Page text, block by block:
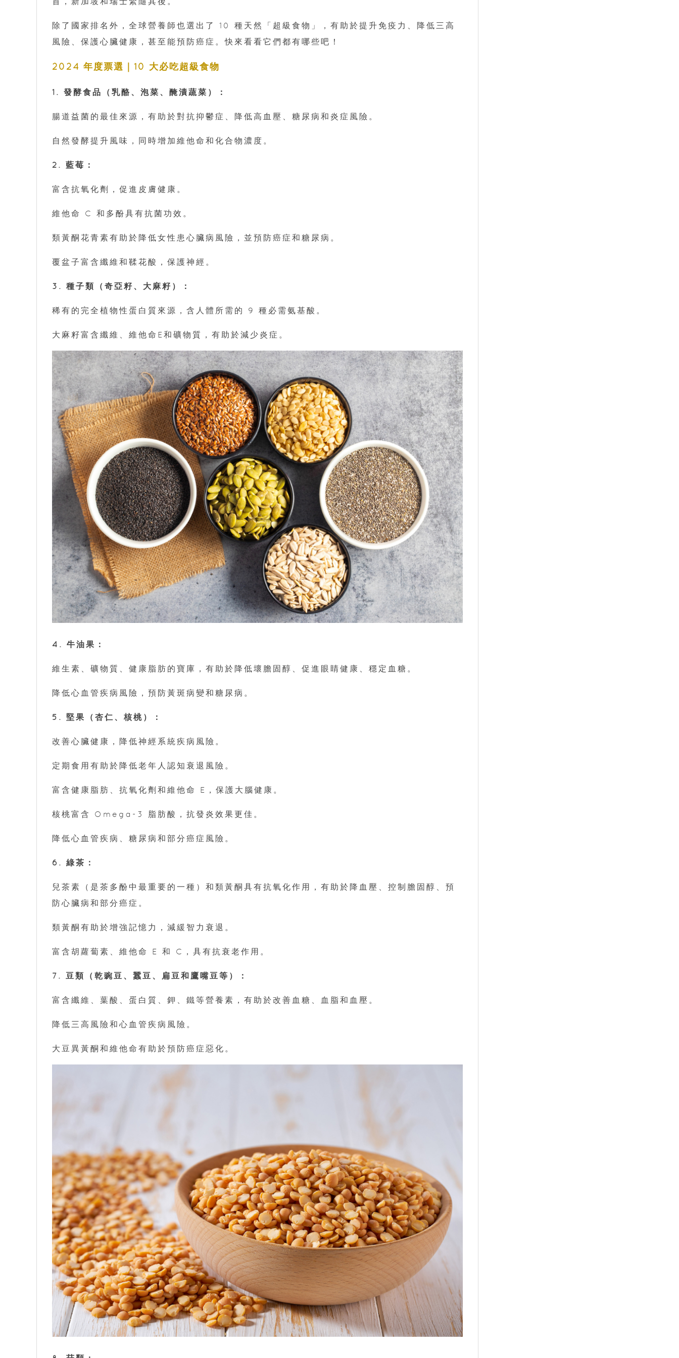
除了國家排名外，全球營養師也選出了 10 種天然「超級食物」，有助於提升免疫力、降低三高
風險、保護心臟健康，甚至能預防癌症。快來看看它們都有哪些吧！
2024 年度票選｜10 大必吃超級食物
1. 發酵食品（乳酪、泡菜、醃漬蔬菜）：
腸道益菌的最佳來源，有助於對抗抑鬱症、降低高血壓、糖尿病和炎症風險。
自然發酵提升風味，同時增加維他命和化合物濃度。
2. 藍莓：
富含抗氧化劑，促進皮膚健康。
維他命 C 和多酚具有抗菌功效。
類黃酮花青素有助於降低女性患心臟病風險，並預防癌症和糖尿病。
覆盆子富含纖維和鞣花酸，保護神經。
3. 種子類（奇亞籽、大麻籽）：
稀有的完全植物性蛋白質來源，含人體所需的 9 種必需氨基酸。
大麻籽富含纖維、維他命E和礦物質，有助於減少炎症。
4. 牛油果：
維生素、礦物質、健康脂肪的寶庫，有助於降低壞膽固醇、促進眼睛健康、穩定血糖。
降低心血管疾病風險，預防黃斑病變和糖尿病。
5. 堅果（杏仁、核桃）：
改善心臟健康，降低神經系統疾病風險。
定期食用有助於降低老年人認知衰退風險。
富含健康脂肪、抗氧化劑和維他命 E，保護大腦健康。
核桃富含 Omega-3 脂肪酸，抗發炎效果更佳。
降低心血管疾病、糖尿病和部分癌症風險。
6. 綠茶：
兒茶素（是茶多酚中最重要的一種）和類黃酮具有抗氧化作用，有助於降血壓、控制膽固醇、預
防心臟病和部分癌症。
類黃酮有助於增強記憶力，減緩智力衰退。
富含胡蘿蔔素、維他命 E 和 C，具有抗衰老作用。
7. 豆類（乾豌豆、蠶豆、扁豆和鷹嘴豆等）：
富含纖維、葉酸、蛋白質、鉀、鐵等營養素，有助於改善血糖、血脂和血壓。
降低三高風險和心血管疾病風險。
大豆異黃酮和維他命有助於預防癌症惡化。